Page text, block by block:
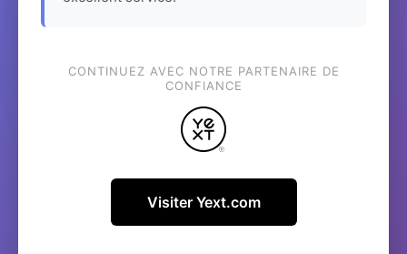
CONTINUEZ AVEC NOTRE PARTENAIRE DE
CONFIANCE
Visiter Yext.com